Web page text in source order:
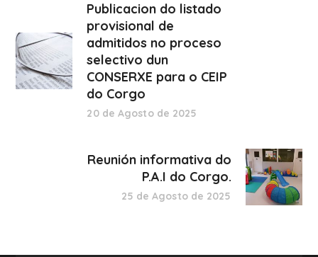
Publicacion do listado
provisional de
admitidos no proceso
selectivo dun
CONSERXE para o CEIP
do Corgo
20 de Agosto de 2025
Reunión informativa do
P.A.I do Corgo.
25 de Agosto de 2025